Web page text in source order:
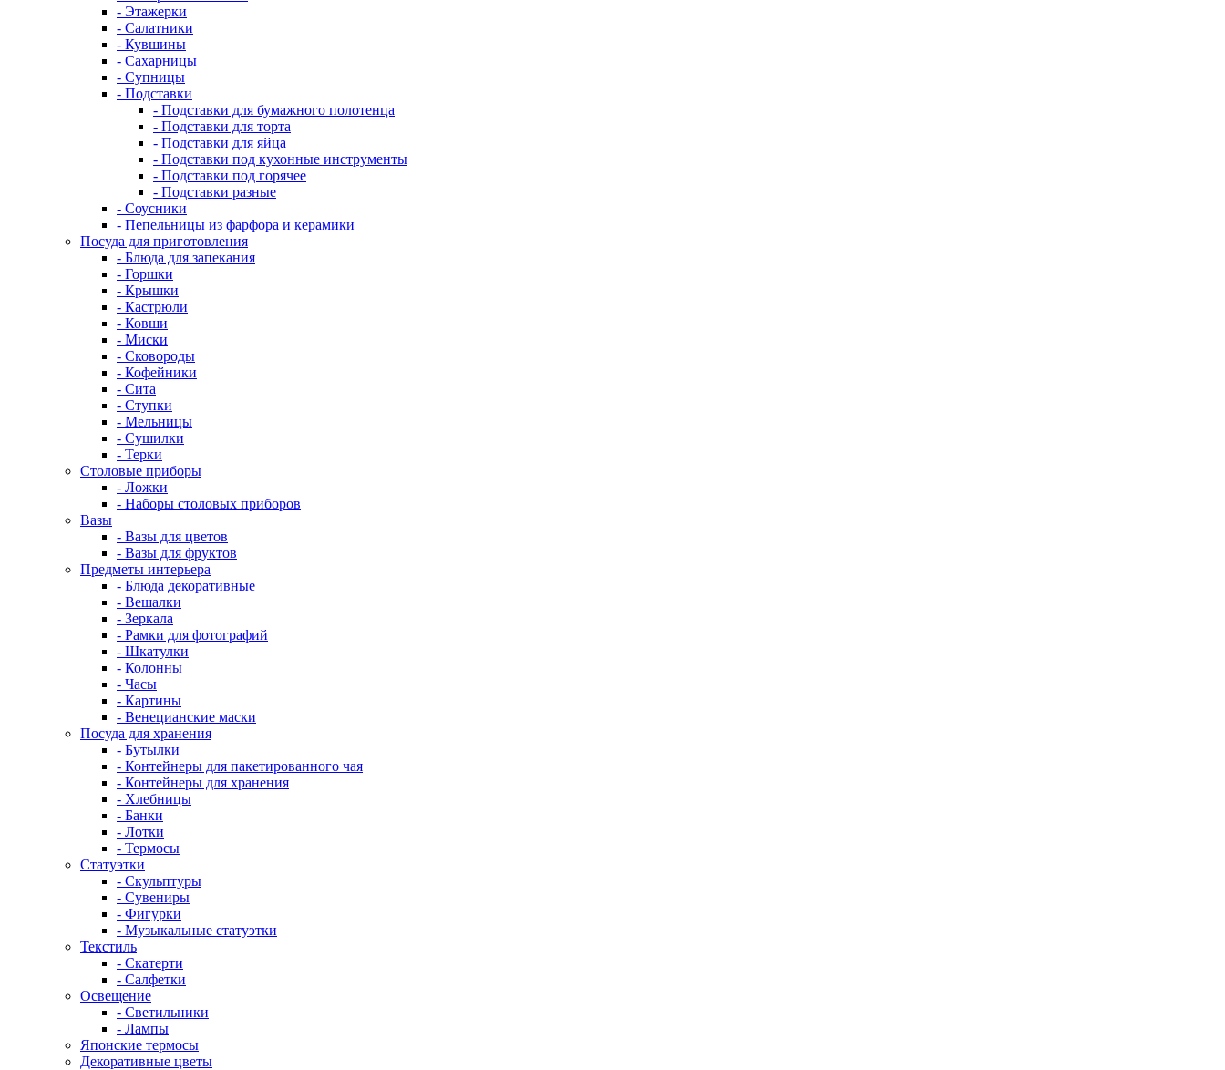
- Этажерки
- Салатники
- Кувшины
- Сахарницы
- Супницы
- Подставки
- Подставки для бумажного полотенца
- Подставки для торта
- Подставки для яйца
- Подставки под кухонные инструменты
- Подставки под горячее
- Подставки разные
- Соусники
- Пепельницы из фарфора и керамики
Посуда для приготовления
- Блюда для запекания
- Горшки
- Крышки
- Кастрюли
- Ковши
- Миски
- Сковороды
- Кофейники
- Сита
- Ступки
- Мельницы
- Сушилки
- Терки
Столовые приборы
- Ложки
- Наборы столовых приборов
Вазы
- Вазы для цветов
- Вазы для фруктов
Предметы интерьера
- Блюда декоративные
- Вешалки
- Зеркала
- Рамки для фотографий
- Шкатулки
- Колонны
- Часы
- Картины
- Венецианские маски
Посуда для хранения
- Бутылки
- Контейнеры для пакетированного чая
- Контейнеры для хранения
- Хлебницы
- Банки
- Лотки
- Термосы
Статуэтки
- Скульптуры
- Сувениры
- Фигурки
- Музыкальные статуэтки
Текстиль
- Скатерти
- Салфетки
Освещение
- Светильники
- Лампы
Японские термосы
Декоративные цветы